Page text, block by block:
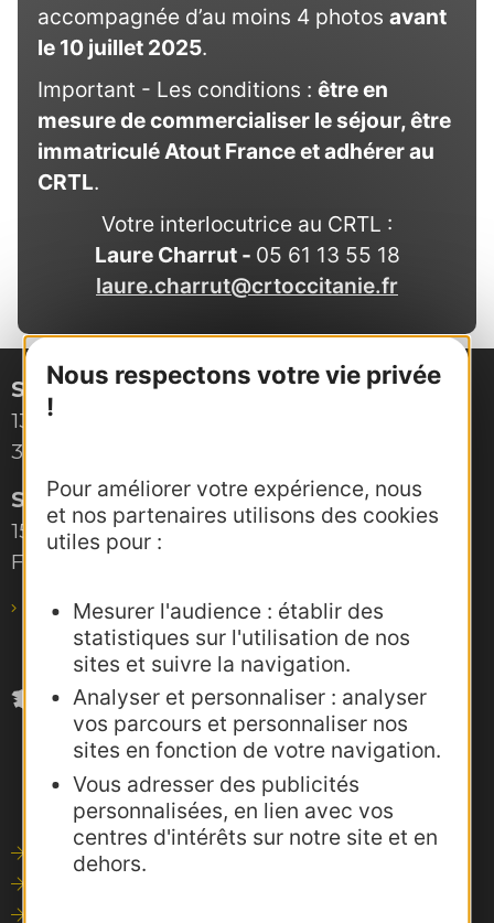
Nous respectons votre vie privée
!
Pour améliorer votre expérience, nous
et nos partenaires utilisons des cookies
utiles pour :
Mesurer l'audience : établir des
statistiques sur l'utilisation de nos
sites et suivre la navigation.
Analyser et personnaliser : analyser
vos parcours et personnaliser nos
sites en fonction de votre navigation.
Vous adresser des publicités
personnalisées, en lien avec vos
centres d'intérêts sur notre site et en
dehors.
accompagnée d’au moins 4 photos avant
le 10 juillet 2025.
Important - Les conditions : être en
mesure de commercialiser le séjour, être
immatriculé Atout France et adhérer au
CRTL.
Votre interlocutrice au CRTL :
Laure Charrut - 05 61 13 55 18
laure.charrut@crtoccitanie.fr
Site de Montpellier
132, boulevard Pénélope
34000 Montpellier
Site de Toulouse
15, rue Rivals – CS 78543
F-31685 Toulouse Cedex 6
pro@agence-adocc.com
Outils de communication